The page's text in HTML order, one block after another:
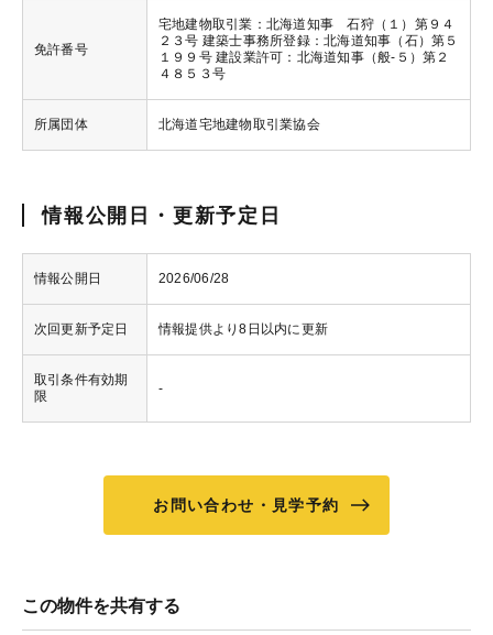
免許番号
宅地建物取引業：北海道知事 石狩（１）第９４
２３号 建築士事務所登録：北海道知事（石）第５
１９９号 建設業許可：北海道知事（般-５）第２
４８５３号
所属団体 北海道宅地建物取引業協会
情報公開日・更新予定日
情報公開日 2026/06/28
次回更新予定日 情報提供より8日以内に更新
取引条件有効期
限
-
お問い合わせ・見学予約
この物件を共有する